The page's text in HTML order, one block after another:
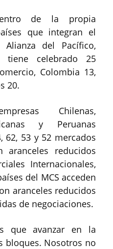
de la propia
que integran el
del Pacífico,
tiene celebrado 25
Colombia 13,
20.
Chilenas,
y Peruanas
62, 53 y 52 mercados
aranceles reducidos
Internacionales,
del MCS acceden
aranceles reducidos
de negociaciones.
avanzar en la
bloques. Nosotros no